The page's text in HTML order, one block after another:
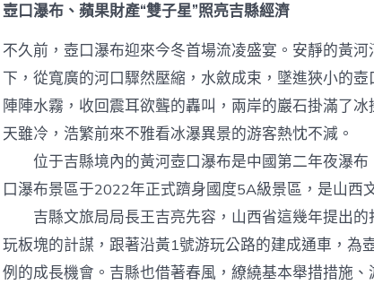
區
_
中
國
網〉
中
壺口瀑布、蘋果財產“雙子星”照亮吉縣經濟
不久前，壺口瀑布迎來今冬首場流凌盛宴。安靜的黃
下，從寬廣的河口驟然壓縮，水斂成束，墜進狹小的
陣陣水霧，收回震耳欲聾的轟叫，兩岸的巖石掛滿了
天雖冷，浩繁前來不雅看冰瀑異景的游客熱忱不減。
位于吉縣境內的黃河壺口瀑布是中國第二年夜瀑布
口瀑布景區于2022年正式躋身國度5A級景區，是山西
吉縣文旅局局長王吉亮先容，山西省這幾年提出的
玩板塊的計謀，跟著沿黃1號游玩公路的建成通車，為
例的成長機會。吉縣也借著春風，繚繞基本舉措措施